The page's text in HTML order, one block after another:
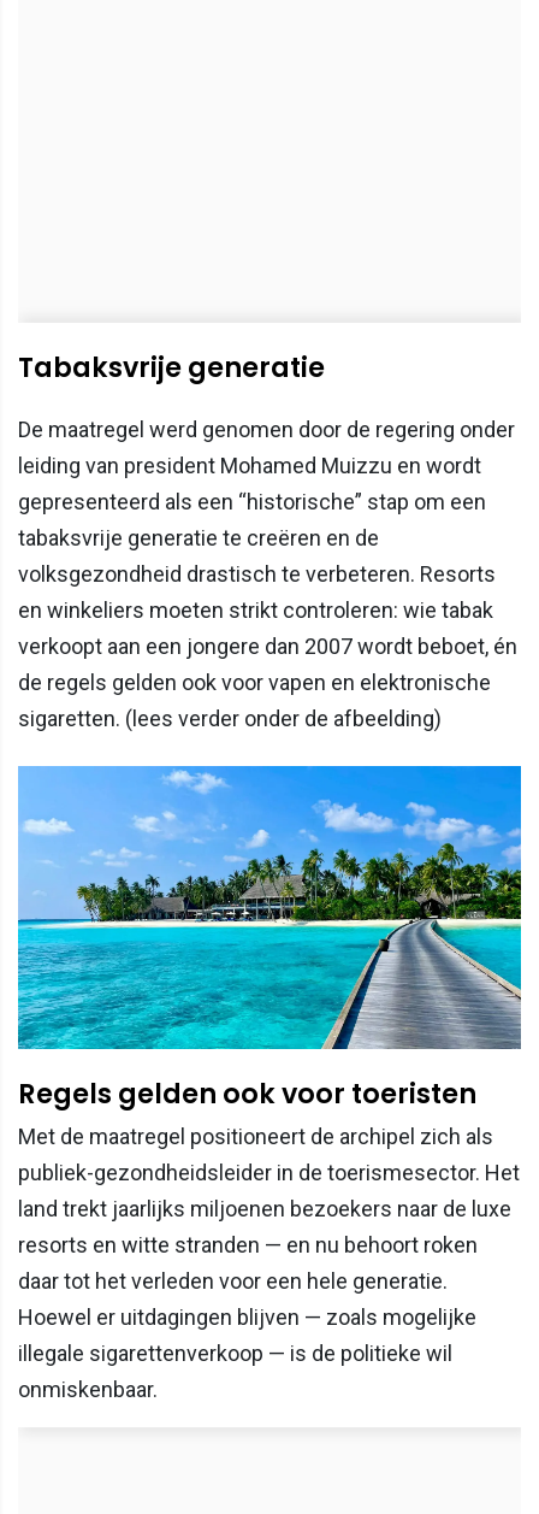
Tabaksvrije generatie
De maatregel werd genomen door de regering onder
leiding van president Mohamed Muizzu en wordt
gepresenteerd als een “historische” stap om een
tabaksvrije generatie te creëren en de
volksgezondheid drastisch te verbeteren. Resorts
en winkeliers moeten strikt controleren: wie tabak
verkoopt aan een jongere dan 2007 wordt beboet, én
de regels gelden ook voor vapen en elektronische
sigaretten. (lees verder onder de afbeelding)
Regels gelden ook voor toeristen
Met de maatregel positioneert de archipel zich als
publiek-gezondheidsleider in de toerismesector. Het
land trekt jaarlijks miljoenen bezoekers naar de luxe
resorts en witte stranden — en nu behoort roken
daar tot het verleden voor een hele generatie.
Hoewel er uitdagingen blijven — zoals mogelijke
illegale sigarettenverkoop — is de politieke wil
onmiskenbaar.